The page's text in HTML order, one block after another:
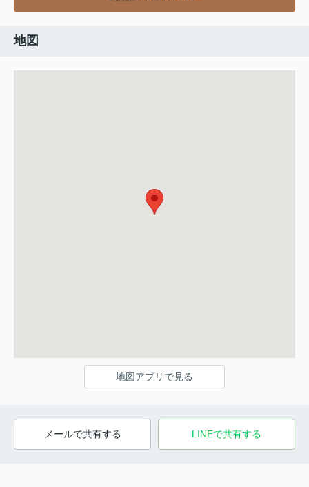
地図
地図アプリで見る
メールで共有する LINEで共有する